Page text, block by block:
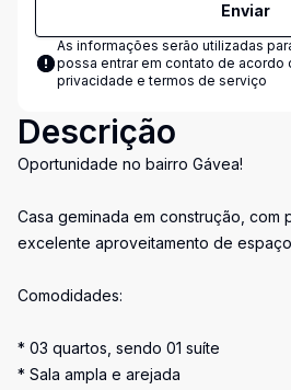
Enviar
As informações serão utilizadas
possa entrar em contato de acordo
privacidade e termos de serviço
Descrição
Oportunidade no bairro Gávea!
Casa geminada em construção, com
excelente aproveitamento de
Comodidades:
* 03 quartos, sendo 01 suíte
* Sala ampla e arejada